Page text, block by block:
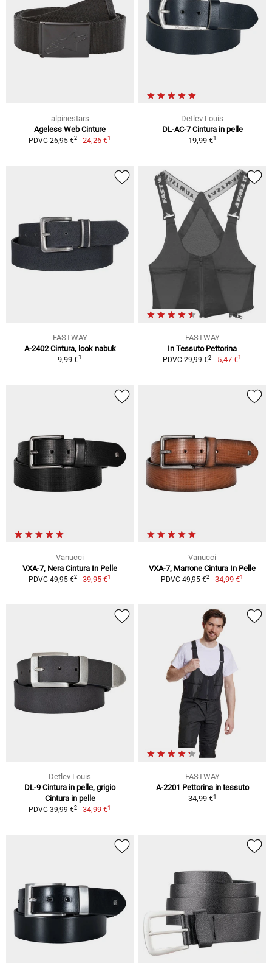
alpinestars
Ageless Web Cinture
PDVC 26,95 €2 24,26 €1
Detlev Louis
DL-AC-7 Cintura in pelle
19,99 €1
FASTWAY
A-2402 Cintura, look nabuk
9,99 €1
FASTWAY
In Tessuto Pettorina
PDVC 29,99 €2 5,47 €1
Vanucci
VXA-7, Nera Cintura In Pelle
PDVC 49,95 €2 39,95 €1
Vanucci
VXA-7, Marrone Cintura In Pelle
PDVC 49,95 €2 34,99 €1
Detlev Louis
DL-9 Cintura in pelle, grigio
Cintura in pelle
PDVC 39,99 €2 34,99 €1
FASTWAY
A-2201 Pettorina in tessuto
34,99 €1